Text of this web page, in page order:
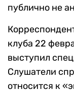
публично не
клуба 22
выступил
Слушатели
относится к